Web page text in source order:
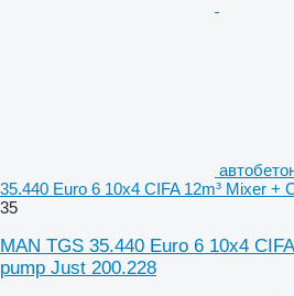
35.440 Euro 6 10x4 CIFA 12m³ Mixer +
35
MAN TGS 35.440 Euro 6 10x4
pump Just 200.228